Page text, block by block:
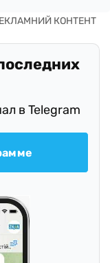
в Telegram